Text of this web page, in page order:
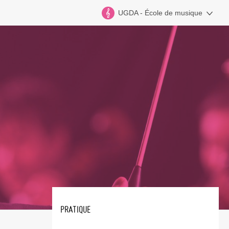
UGDA - École de musique
PRATIQUE